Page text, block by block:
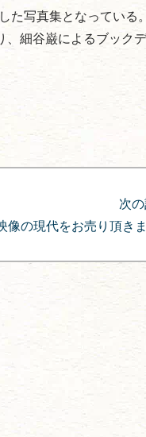
た写真集となっている
細谷巌によるブック
次
像の現代をお売り頂き